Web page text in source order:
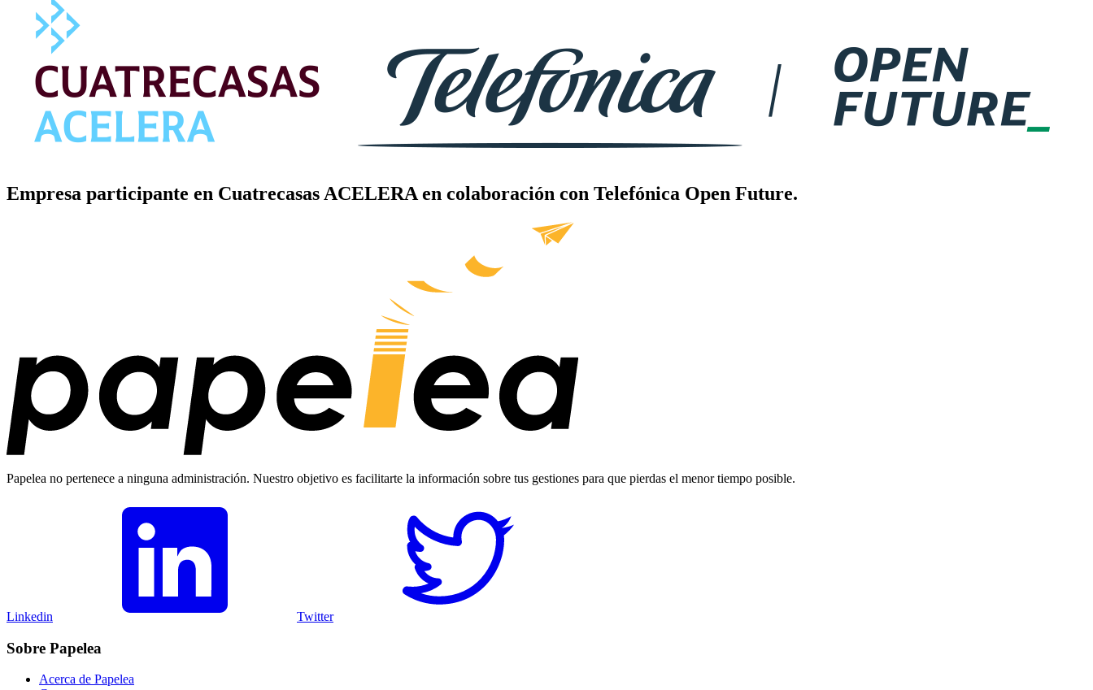
Empresa participante en Cuatrecasas ACELERA en colaboración con Telefónica Open Future.
Papelea no pertenece a ninguna administración. Nuestro objetivo es facilitarte la información sobre tus gestiones para que pierdas el menor tiempo posible.
Linkedin Twitter
Sobre Papelea
Acerca de Papelea